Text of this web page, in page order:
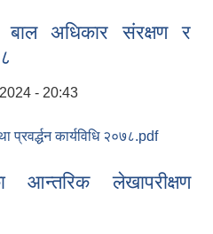
बाल अधिकार संरक्षण र
- 20:43
प्रवर्द्धन कार्यविधि २०७८.pdf
२०७८आन्तरिक लेखापरीक्षण